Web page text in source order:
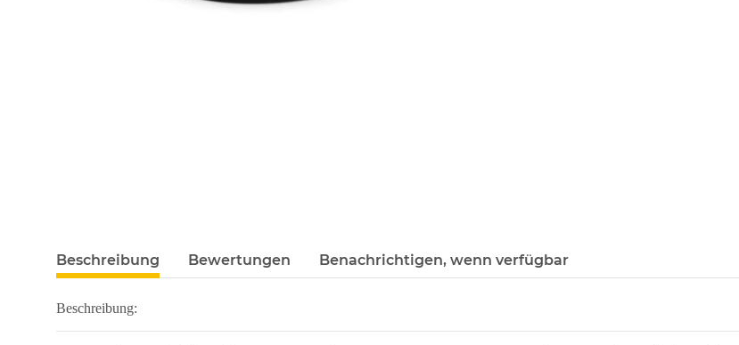
Beschreibung Bewertungen Benachrichtigen, wenn verfügbar
Beschreibung: